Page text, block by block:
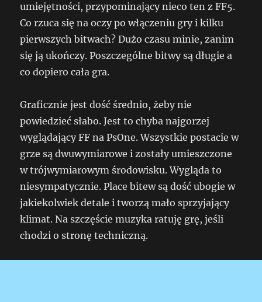
umiejętności, przypominający nieco ten z FF5.
Co rzuca się na oczy po włączeniu gry i kilku
pierwszych bitwach? Dużo czasu minie, zanim
się ją ukończy. Poszczególne bitwy są długie a
co dopiero cała gra.
Graficznie jest dość średnio, żeby nie
powiedzieć słabo. Jest to chyba najgorzej
wyglądający FF na PsOne. Wszystkie postacie w
grze są dwuwymiarowe i zostały umieszczone
w trójwymiarowym środowisku. Wygląda to
niesympatycznie. Place bitew są dość ubogie w
jakiekolwiek detale i tworzą mało sprzyjający
klimat. Na szczęście muzyka ratuję grę, jeśli
chodzi o stronę techniczną.